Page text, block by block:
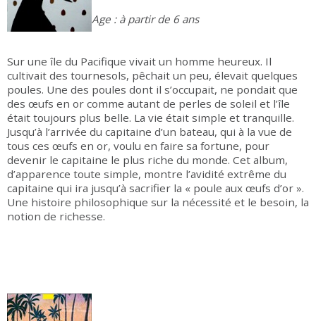
Age : à partir de 6 ans
Sur une île du Pacifique vivait un homme heureux. Il
cultivait des tournesols, pêchait un peu, élevait quelques
poules. Une des poules dont il s’occupait, ne pondait que
des œufs en or comme autant de perles de soleil et l’île
était toujours plus belle. La vie était simple et tranquille.
Jusqu’à l’arrivée du capitaine d’un bateau, qui à la vue de
tous ces œufs en or, voulu en faire sa fortune, pour
devenir le capitaine le plus riche du monde. Cet album,
d’apparence toute simple, montre l’avidité extrême du
capitaine qui ira jusqu’à sacrifier la « poule aux œufs d’or ».
Une histoire philosophique sur la nécessité et le besoin, la
notion de richesse.